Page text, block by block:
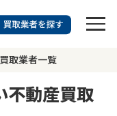
地
取業者一覧
不動産買取